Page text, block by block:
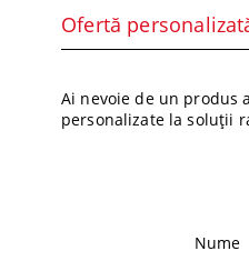
Ofertă
Ai nevoie de un produs
personalizate la soluții
Nume